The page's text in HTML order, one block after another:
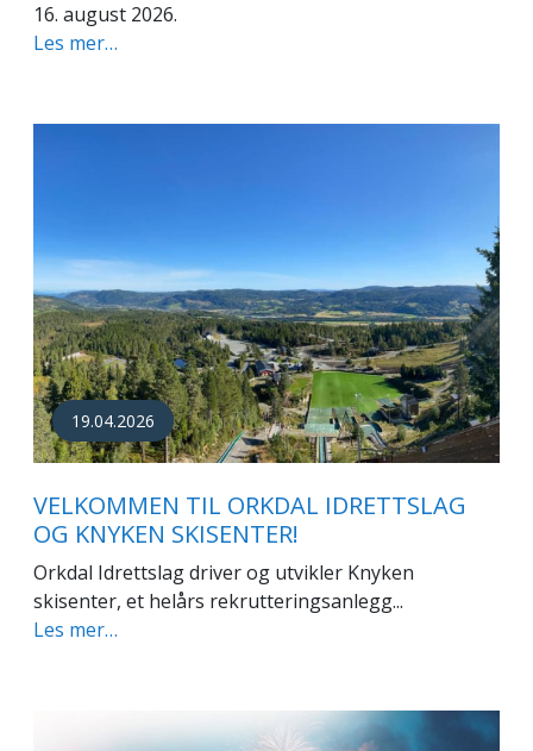
16. august 2026.
Les mer…
19.04.2026
VELKOMMEN TIL ORKDAL IDRETTSLAG
OG KNYKEN SKISENTER!
Orkdal Idrettslag driver og utvikler Knyken
skisenter, et helårs rekrutteringsanlegg...
Les mer…